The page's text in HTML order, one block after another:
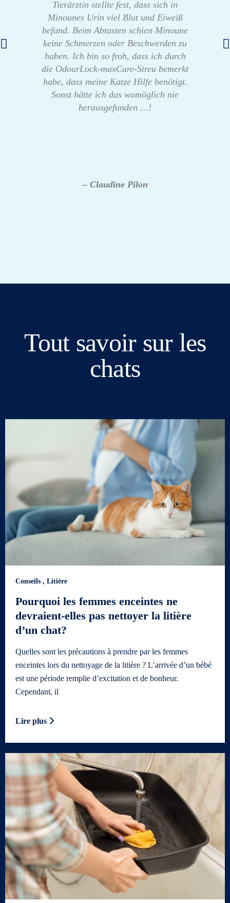
Tierärztin stellte fest, dass sich in
Minounes Urin viel Blut und Eiweiß
befand. Beim Abtasten schien Minoune
keine Schmerzen oder Beschwerden zu
haben. Ich bin so froh, dass ich durch
die OdourLock-maxCare-Streu bemerkt
habe, dass meine Katze Hilfe benötigt.
Sonst hätte ich das womöglich nie
herausgefunden …!
– Claudine Pilon
Tout savoir sur les
chats
Conseils , Litière
Pourquoi les femmes enceintes ne
devraient-elles pas nettoyer la litière
d’un chat?
Quelles sont les précautions à prendre par les femmes
enceintes lors du nettoyage de la litière ? L’arrivée d’un bébé
est une période remplie d’excitation et de bonheur.
Cependant, il
Lire plus